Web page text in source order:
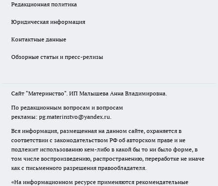
Редакционная политика
Юридическая информация
Контактные данные
Обзорные статьи и пресс-релизы
Сайт "Материнство". ИП Малышева Анна Владимировна.
По редакционным вопросам и вопросам
рекламы: pg.materinstvo@yandex.ru.
Вся информация, размещенная на данном сайте, охраняется в
соответствии с законодательством РФ об авторском праве и не
подлежит использованию кем-либо в какой бы то ни было форме, в
том числе воспроизведению, распространению, переработке не иначе
как с письменного разрешения правообладателя.
«На информационном ресурсе применяются рекомендательные